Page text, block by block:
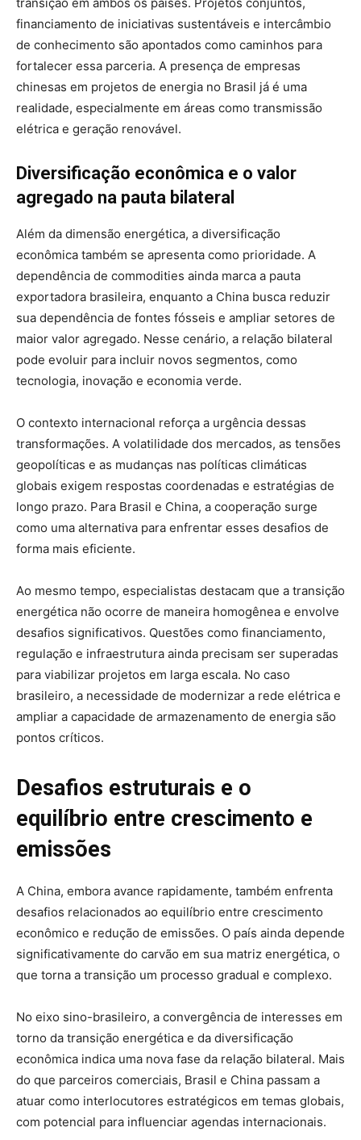
financiamento de iniciativas sustentáveis e intercâmbio
de conhecimento são apontados como caminhos para
fortalecer essa parceria. A presença de empresas
chinesas em projetos de energia no Brasil já é uma
realidade, especialmente em áreas como transmissão
elétrica e geração renovável.
Diversificação econômica e o valor
agregado na pauta bilateral
Além da dimensão energética, a diversificação
econômica também se apresenta como prioridade. A
dependência de commodities ainda marca a pauta
exportadora brasileira, enquanto a China busca reduzir
sua dependência de fontes fósseis e ampliar setores de
maior valor agregado. Nesse cenário, a relação bilateral
pode evoluir para incluir novos segmentos, como
tecnologia, inovação e economia verde.
O contexto internacional reforça a urgência dessas
transformações. A volatilidade dos mercados, as tensões
geopolíticas e as mudanças nas políticas climáticas
globais exigem respostas coordenadas e estratégias de
longo prazo. Para Brasil e China, a cooperação surge
como uma alternativa para enfrentar esses desafios de
forma mais eficiente.
Ao mesmo tempo, especialistas destacam que a transição
energética não ocorre de maneira homogênea e envolve
desafios significativos. Questões como financiamento,
regulação e infraestrutura ainda precisam ser superadas
para viabilizar projetos em larga escala. No caso
brasileiro, a necessidade de modernizar a rede elétrica e
ampliar a capacidade de armazenamento de energia são
pontos críticos.
Desafios estruturais e o
equilíbrio entre crescimento e
emissões
A China, embora avance rapidamente, também enfrenta
desafios relacionados ao equilíbrio entre crescimento
econômico e redução de emissões. O país ainda depende
significativamente do carvão em sua matriz energética, o
que torna a transição um processo gradual e complexo.
No eixo sino-brasileiro, a convergência de interesses em
torno da transição energética e da diversificação
econômica indica uma nova fase da relação bilateral. Mais
do que parceiros comerciais, Brasil e China passam a
atuar como interlocutores estratégicos em temas globais,
com potencial para influenciar agendas internacionais.